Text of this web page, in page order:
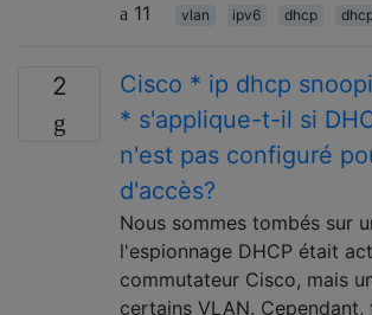
11
vlan ipv6 dhcp
2
Cisco * ip dhcp
* s'applique-t-il si
n'est pas configuré
d'accès?
Nous sommes tombés sur
l'espionnage DHCP était
commutateur Cisco, mais
certains VLAN.